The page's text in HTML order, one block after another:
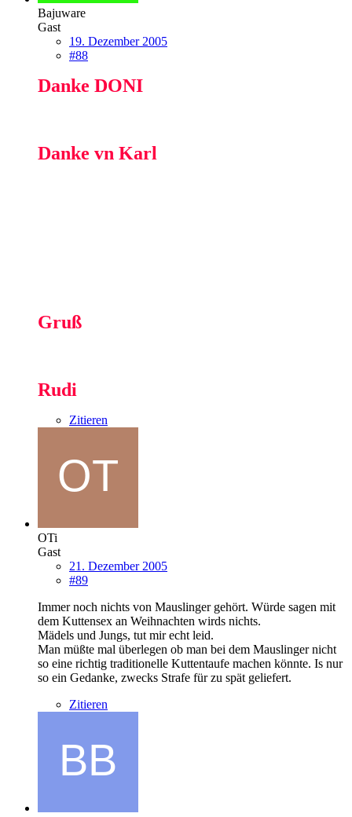
Bajuware
Gast
19. Dezember 2005
#88
Danke DONI
Danke vn Karl
Gruß
Rudi
Zitieren
OTi
Gast
21. Dezember 2005
#89
Immer noch nichts von Mauslinger gehört. Würde sagen mit
dem Kuttensex an Weihnachten wirds nichts.
Mädels und Jungs, tut mir echt leid.
Man müßte mal überlegen ob man bei dem Mauslinger nicht
so eine richtig traditionelle Kuttentaufe machen könnte. Is nur
so ein Gedanke, zwecks Strafe für zu spät geliefert.
Zitieren